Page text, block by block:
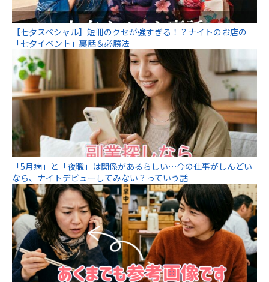
【七夕スペシャル】短冊のクセが強すぎる！？ナイトのお店の
「七夕イベント」裏話＆必勝法
「5月病」と「夜職」は関係があるらしい…今の仕事がしんどい
なら、ナイトデビューしてみない？っていう話